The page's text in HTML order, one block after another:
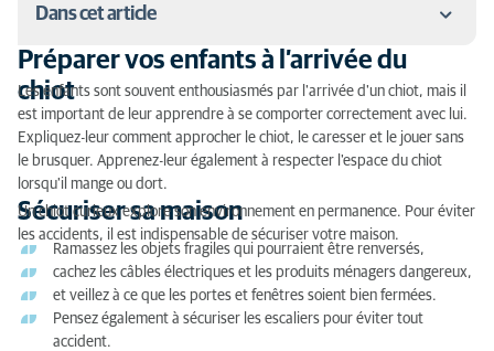
Dans cet article
Préparer vos enfants à l’arrivée du chiot
Sécuriser sa maison
Préparer l'espace extérieur
Préparer l’alimentation du chiot
Trouver un vétérinaire
Conclusion
Préparer vos enfants à l’arrivée du
chiot
Les enfants sont souvent enthousiasmés par l'arrivée d'un chiot, mais il
est important de leur apprendre à se comporter correctement avec lui.
Expliquez-leur comment approcher le chiot, le caresser et le jouer sans
le brusquer. Apprenez-leur également à respecter l'espace du chiot
lorsqu'il mange ou dort.
Sécuriser sa maison
Un chiot curieux explore son environnement en permanence. Pour éviter
les accidents, il est indispensable de sécuriser votre maison.
Ramassez les objets fragiles qui pourraient être renversés,
cachez les câbles électriques et les produits ménagers dangereux,
et veillez à ce que les portes et fenêtres soient bien fermées.
Pensez également à sécuriser les escaliers pour éviter tout
accident.